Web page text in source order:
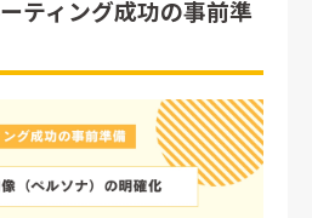
ティング成功の事前準